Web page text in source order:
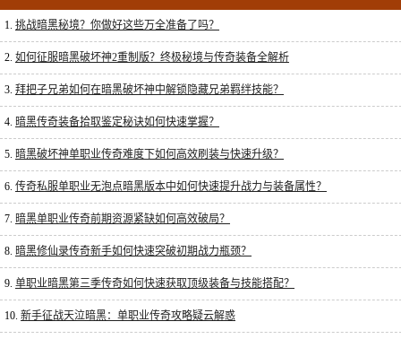
1. 挑战暗黑秘境？你做好这些万全准备了吗？
2. 如何征服暗黑破坏神2重制版？终极秘境与传奇装备全解析
3. 拜把子兄弟如何在暗黑破坏神中解锁隐藏兄弟羁绊技能？
4. 暗黑传奇装备拾取鉴定秘诀如何快速掌握？
5. 暗黑破坏神单职业传奇难度下如何高效刷装与快速升级？
6. 传奇私服单职业无泡点暗黑版本中如何快速提升战力与装备属性？
7. 暗黑单职业传奇前期资源紧缺如何高效破局？
8. 暗黑修仙录传奇新手如何快速突破初期战力瓶颈？
9. 单职业暗黑第三季传奇如何快速获取顶级装备与技能搭配？
10. 新手征战天泣暗黑：单职业传奇攻略疑云解惑